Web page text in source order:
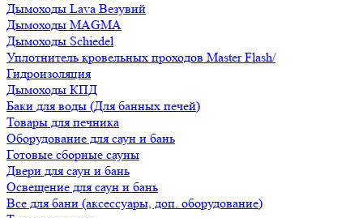
Дымоходы Lava Везувий
Дымоходы MAGMA
Дымоходы Schiedel
Уплотнитель кровельных проходов Master Flash/
Гидроизоляция
Дымоходы КПД
Баки для воды (Для банных печей)
Товары для печника
Оборудование для саун и бань
Готовые сборные сауны
Двери для саун и бань
Освещение для саун и бань
Все для бани (аксессуары, доп. оборудование)